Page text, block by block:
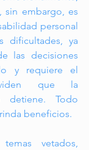
embargo, es
personal
dificultades, ya
las decisiones
y requiere el
que la
detiene. Todo
beneficios.
vetados,